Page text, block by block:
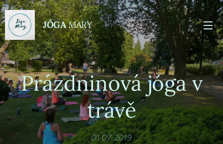
JÓGAMARY
Prázdninová jóga v
trávě
01.07.2019